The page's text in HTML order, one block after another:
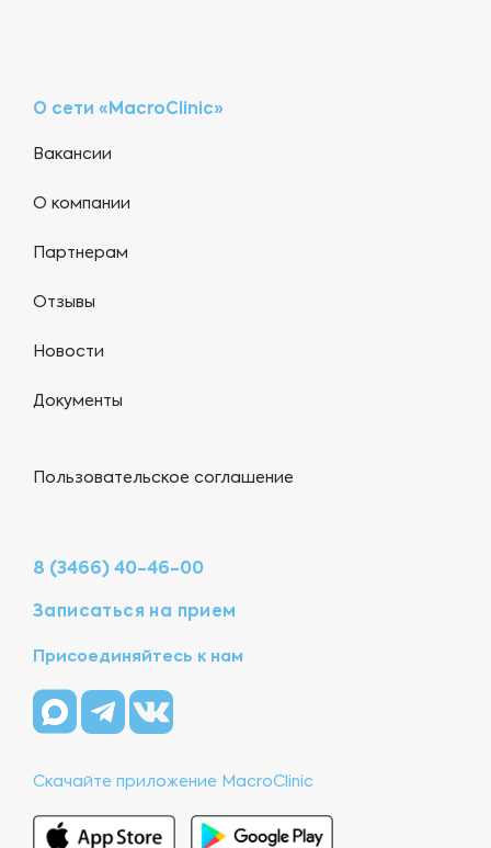
О сети «MacroClinic»
Вакансии
О компании
Партнерам
Отзывы
Новости
Документы
Пользовательское соглашение
8 (3466) 40-46-00
Записаться на прием
Присоединяйтесь к нам
Скачайте приложение MacroClinic